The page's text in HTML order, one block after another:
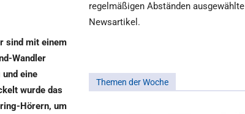
sind mit einem
Wandler
eine
wurde das
Hörern, um
regelmäßigen Abständen ausgewählte
Newsartikel.
Themen der Woche